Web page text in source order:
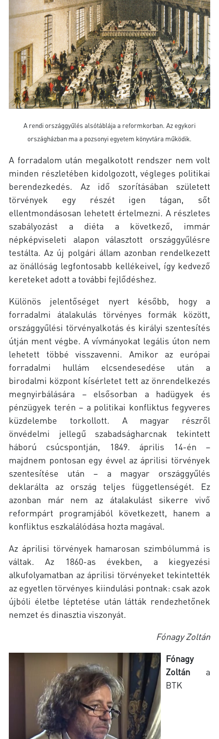
A rendi országgyűlés alsótáblája a reformkorban. Az egykori
országházban ma a pozsonyi egyetem könyvtára működik.
A forradalom után megalkotott rendszer nem volt
minden részletében kidolgozott, végleges politikai
berendezkedés. Az idő szorításában született
törvények egy részét igen tágan, sőt
ellentmondásosan lehetett értelmezni. A részletes
szabályozást a diéta a következő, immár
népképviseleti alapon választott országgyűlésre
testálta. Az új polgári állam azonban rendelkezett
az önállóság legfontosabb kellékeivel, így kedvező
kereteket adott a további fejlődéshez.
Különös jelentőséget nyert később, hogy a
forradalmi átalakulás törvényes formák között,
országgyűlési törvényalkotás és királyi szentesítés
útján ment végbe. A vívmányokat legális úton nem
lehetett többé visszavenni. Amikor az európai
forradalmi hullám elcsendesedése után a
birodalmi központ kísérletet tett az önrendelkezés
megnyirbálására – elsősorban a hadügyek és
pénzügyek terén – a politikai konfliktus fegyveres
küzdelembe torkollott. A magyar részről
önvédelmi jellegű szabadságharcnak tekintett
háború csúcspontján, 1849. április 14-én –
majdnem pontosan egy évvel az áprilisi törvények
szentesítése után – a magyar országgyűlés
deklarálta az ország teljes függetlenségét. Ez
azonban már nem az átalakulást sikerre vivő
reformpárt programjából következett, hanem a
konfliktus eszkalálódása hozta magával.
Az áprilisi törvények hamarosan szimbólummá is
váltak. Az 1860-as években, a kiegyezési
alkufolyamatban az áprilisi törvényeket tekintették
az egyetlen törvényes kiindulási pontnak: csak azok
újbóli életbe léptetése után látták rendezhetőnek
nemzet és dinasztia viszonyát.
Fónagy Zoltán
Fónagy
Zoltán a
BTK